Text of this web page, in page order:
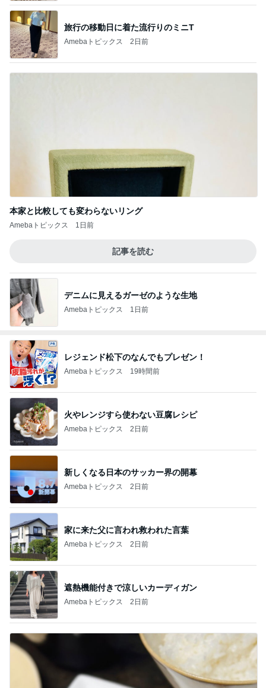
旅行の移動日に着た流行りのミニT
Amebaトピックス 2日前
本家と比較しても変わらないリング
Amebaトピックス 1日前
記事を読む
デニムに見えるガーゼのような生地
Amebaトピックス 1日前
レジェンド松下のなんでもプレゼン！
Amebaトピックス 19時間前
火やレンジすら使わない豆腐レシピ
Amebaトピックス 2日前
新しくなる日本のサッカー界の開幕
Amebaトピックス 2日前
家に来た父に言われ救われた言葉
Amebaトピックス 2日前
遮熱機能付きで涼しいカーディガン
Amebaトピックス 2日前